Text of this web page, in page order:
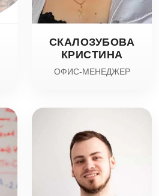
СКАЛОЗУБОВА
КРИСТИНА
ОФИС-МЕНЕДЖЕР